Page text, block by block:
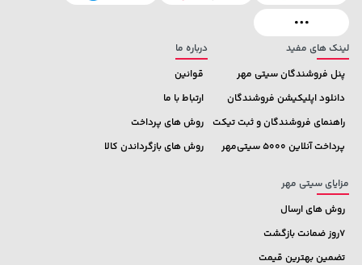
لینک های مفید
پنل فروشندگان سیتی مهر
دانلود اپلیکیشن فروشندگان
راهنمای فروشندگان و ثبت تیکت
پرداخت آنلاین 5000 سیتی‌مهر
درباره ما
قوانین
ارتباط با ما
روش های پرداخت
روش های بازگرداندن کالا
مزایای سیتی مهر
روش های ارسال
7روز ضمانت بازگشت
تضمین بهترین قیمت